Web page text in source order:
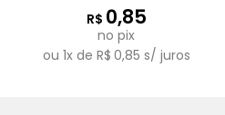
R$ 0,85
no pix
ou 1x de R$ 0,85 s/ juros